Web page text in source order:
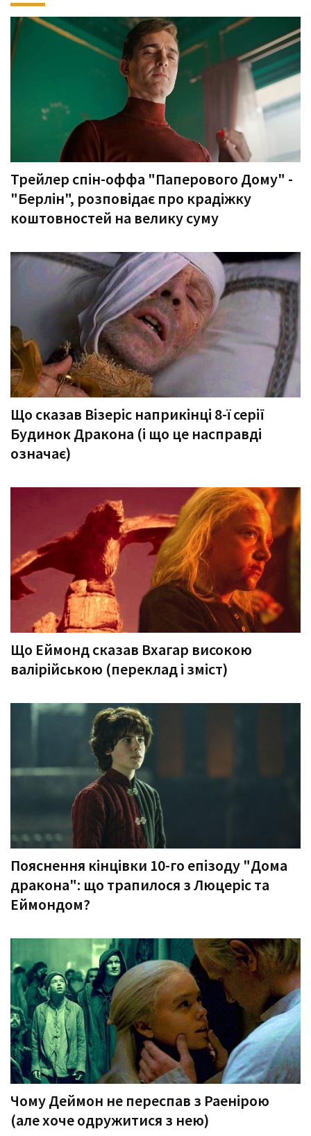
Трейлер спін-оффа "Паперового Дому" -
"Берлін", розповідає про крадіжку
коштовностей на велику суму
Що сказав Візеріс наприкінці 8-ї серії
Будинок Дракона (і що це насправді
означає)
Що Еймонд сказав Вхагар високою
валірійською (переклад і зміст)
Пояснення кінцівки 10-го епізоду "Дома
дракона": що трапилося з Люцеріс та
Еймондом?
Чому Деймон не переспав з Раенірою
(але хоче одружитися з нею)